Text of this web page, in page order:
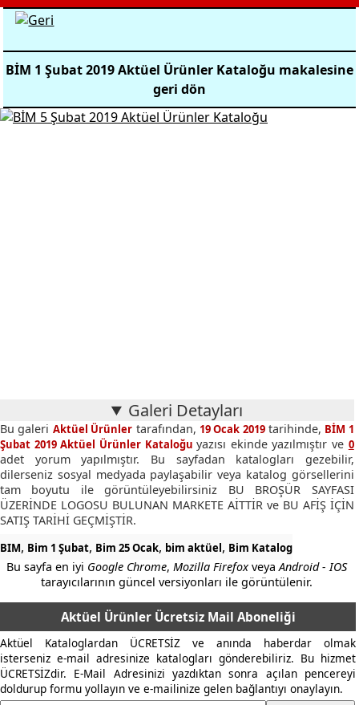
BİM 1 Şubat 2019 Aktüel Ürünler Kataloğu makalesine
geri dön
Galeri Detayları
Bu galeri Aktüel Ürünler tarafından, 19 Ocak 2019tarihinde, BİM 1
Şubat 2019 Aktüel Ürünler Kataloğuyazısı ekinde yazılmıştır ve 0
adet yorum yapılmıştır. Bu sayfadan katalogları gezebilir,
dilerseniz sosyal medyada paylaşabilir veya katalog görsellerini
tam boyutu ile görüntüleyebilirsiniz BU BROŞÜR SAYFASI
ÜZERİNDE LOGOSU BULUNAN MARKETE AİTTİR ve BU AFİŞ İÇİN
SATIŞ TARİHİ GEÇMİŞTİR.
BIM, Bim 1 Şubat, Bim 25 Ocak, bim aktüel, Bim Katalog
Bu sayfa en iyi Google Chrome,Mozilla Firefox veyaAndroid - IOS
tarayıcılarının güncel versiyonları ile görüntülenir.
Aktüel Ürünler Ücretsiz Mail Aboneliği
Aktüel Kataloglardan ÜCRETSİZ ve anında haberdar olmak
isterseniz e-mail adresinize katalogları gönderebiliriz. Bu hizmet
ÜCRETSİZdir. E-Mail Adresinizi yazdıktan sonra açılan pencereyi
doldurup formu yollayın ve e-mailinize gelen bağlantıyı onaylayın.